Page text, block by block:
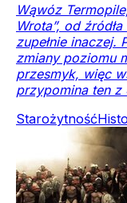
Wąwóz
Wrota”, od
zupełnie inaczej.
zmiany poziomu
przesmyk, więc
przypomina ten z
Starożytność